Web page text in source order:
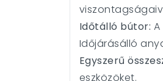
Időtálló bútor:
Időjárásálló
Egyszerű
eszközöket.